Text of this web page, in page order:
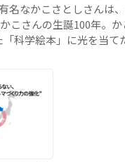
名なかこさとしさんは
こさんの生誕100年。
「科学絵本」に光を当